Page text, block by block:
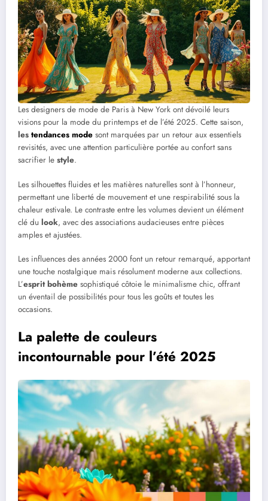
Les designers de mode de Paris à New York ont dévoilé leurs
visions pour la mode du printemps et de l’été 2025. Cette saison,
les tendances mode sont marquées par un retour aux essentiels
revisités, avec une attention particulière portée au confort sans
sacrifier le style.
Les silhouettes fluides et les matières naturelles sont à l’honneur,
permettant une liberté de mouvement et une respirabilité sous la
chaleur estivale. Le contraste entre les volumes devient un élément
clé du look, avec des associations audacieuses entre pièces
amples et ajustées.
Les influences des années 2000 font un retour remarqué, apportant
une touche nostalgique mais résolument moderne aux collections.
L’esprit bohème sophistiqué côtoie le minimalisme chic, offrant
un éventail de possibilités pour tous les goûts et toutes les
occasions.
La palette de couleurs
incontournable pour l’été 2025